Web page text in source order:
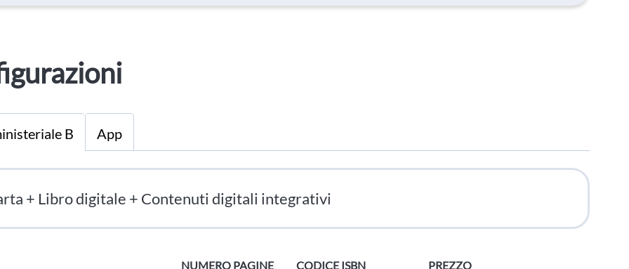
B App
+ Libro digitale + Contenuti digitali integrativi
NUMERO PAGINE CODICE ISBN PREZZO